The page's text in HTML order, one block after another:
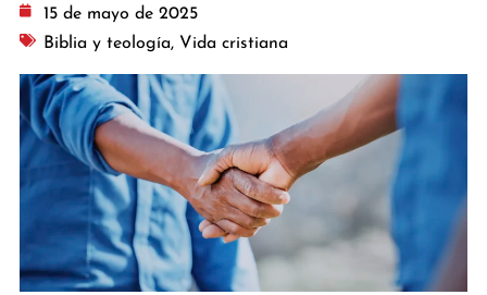
15 de mayo de 2025
Biblia y teología, Vida cristiana